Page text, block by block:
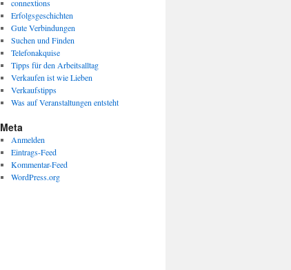
connextions
Erfolgsgeschichten
Gute Verbindungen
Suchen und Finden
Telefonakquise
Tipps für den Arbeitsalltag
Verkaufen ist wie Lieben
Verkaufstipps
Was auf Veranstaltungen entsteht
Meta
Anmelden
Eintrags-Feed
Kommentar-Feed
WordPress.org